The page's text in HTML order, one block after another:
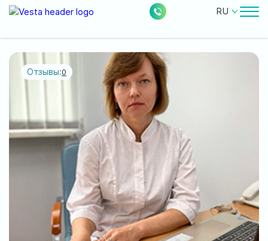
RU
Врачи
Бесплатные услуги
Контакты
Акции
0
Новости Отзывы
224
Отзывы:0